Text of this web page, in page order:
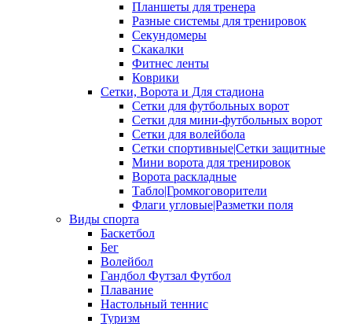
Планшеты для тренера
Разные системы для тренировок
Секундомеры
Скакалки
Фитнес ленты
Коврики
Сетки, Ворота и Для стадиона
Сетки для футбольных ворот
Сетки для мини-футбольных ворот
Сетки для волейбола
Сетки спортивные|Сетки защитные
Мини ворота для тренировок
Ворота раскладные
Табло|Громкоговорители
Флаги угловые|Разметки поля
Виды спорта
Баскетбол
Бег
Волейбол
Гандбол Футзал Футбол
Плавание
Настольный теннис
Туризм